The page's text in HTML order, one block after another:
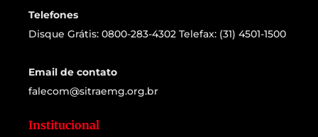
Telefones
Disque Grátis: 0800-283-4302 Telefax: (31) 4501-1500
Email de contato
falecom@sitraemg.org.br
Institucional